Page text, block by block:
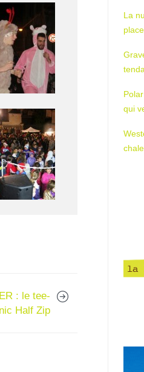
: le tee-
Half Zip
La
qui